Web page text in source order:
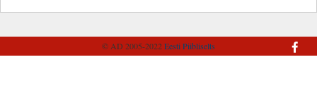
© AD 2005-2022Eesti Piibliselts